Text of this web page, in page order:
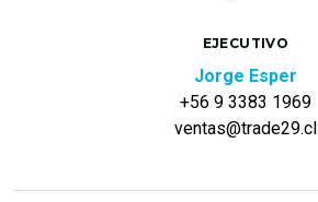
EJECUTIVO
Jorge Esper
+56 9 3383 1969
ventas@trade29.cl